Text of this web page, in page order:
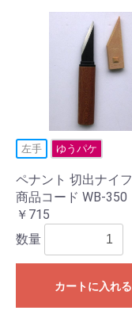
左手 ゆうパケ
ペナント 切出ナイフ
商品コード WB-350
￥715
数量
カートに入れる